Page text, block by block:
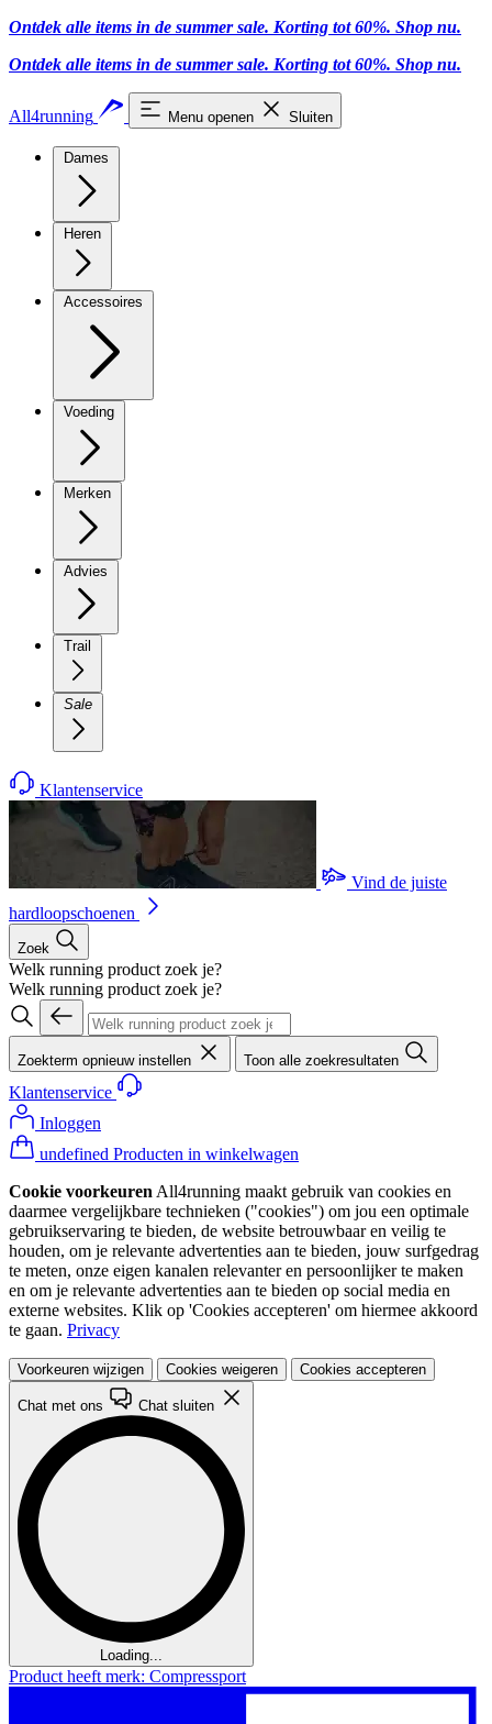
Ontdek alle items in de summer sale. Korting tot 60%. Shop nu.
Ontdek alle items in de summer sale. Korting tot 60%. Shop nu.
All4running Menu openen Sluiten
Dames
Heren
Accessoires
Voeding
Merken
Advies
Trail
Sale
Klantenservice
Vind de juiste
hardloopschoenen
Zoek
Welk running product zoek je?
Welk running product zoek je?
Zoekterm opnieuw instellen Toon alle zoekresultaten
Klantenservice
Inloggen
undefined Producten in winkelwagen
Cookie voorkeuren All4running maakt gebruik van cookies en
daarmee vergelijkbare technieken ("cookies") om jou een optimale
gebruikservaring te bieden, de website betrouwbaar en veilig te
houden, om je relevante advertenties aan te bieden, jouw surfgedrag
te meten, onze eigen kanalen relevanter en persoonlijker te maken
en om je relevante advertenties aan te bieden op social media en
externe websites. Klik op 'Cookies accepteren' om hiermee akkoord
te gaan. Privacy
Voorkeuren wijzigen Cookies weigeren Cookies accepteren
Chat met ons Chat sluiten
Loading...
Product heeft merk: Compressport